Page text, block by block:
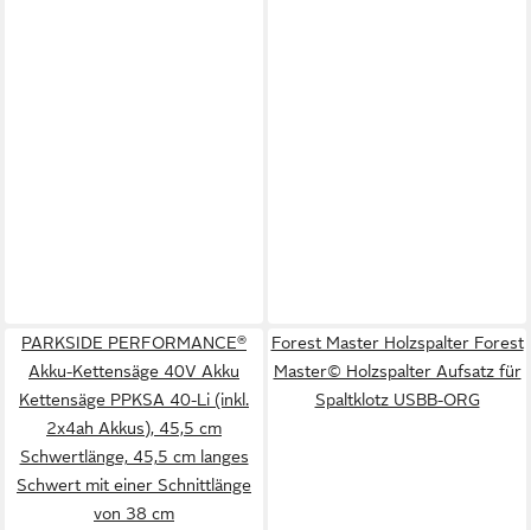
PARKSIDE PERFORMANCE®
Akku-Kettensäge 40V Akku
Kettensäge PPKSA 40-Li (inkl.
2x4ah Akkus), 45,5 cm
Schwertlänge, 45,5 cm langes
Schwert mit einer Schnittlänge
von 38 cm
Forest Master Holzspalter Forest
Master© Holzspalter Aufsatz für
Spaltklotz USBB-ORG